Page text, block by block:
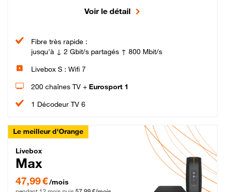
Voir le détail
Fibre très rapide :
jusqu'à ↓ 2 Gbit/s partagés ↑ 800 Mbit/s
Livebox S : Wifi 7
200 chaînes TV + Eurosport 1
1 Décodeur TV 6
Le meilleur d'Orange
Livebox Max Fibre
Livebox
Max
47,99 € par mois pendant 12 mois puis 57,99 € par mois, Engagement 12 mois
47,99 €/mois